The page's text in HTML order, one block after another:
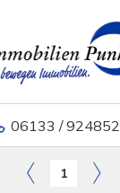
06133 / 924852
1